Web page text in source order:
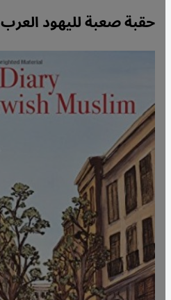
حقبة صعبة لليهود العرب